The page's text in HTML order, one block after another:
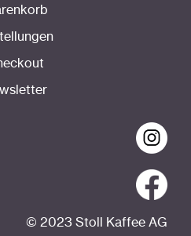
© 2023 Stoll Kaffee AG